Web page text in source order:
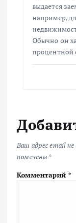
выдается
например,
Обычно он
процентной
Ваш адрес email
помечены *
Комментарий *